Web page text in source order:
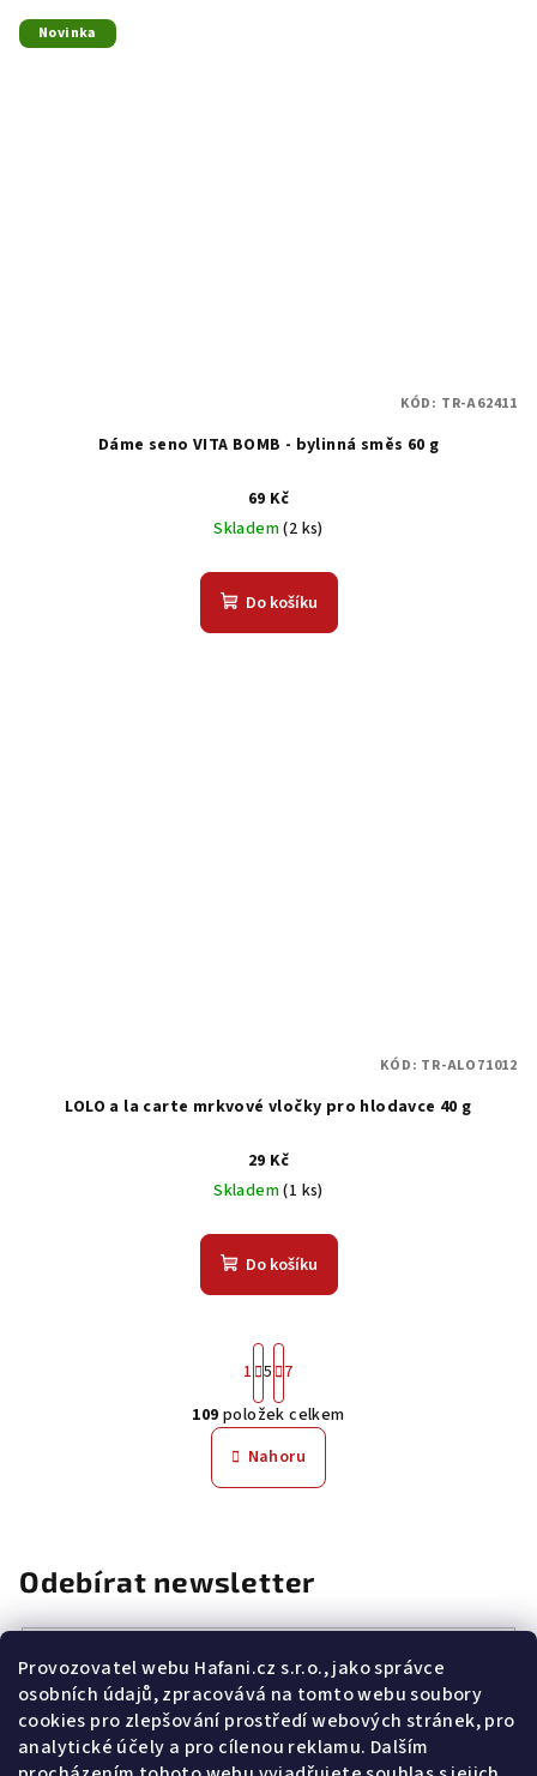
Provozovatel webu Hafani.cz s.r.o., jako správce
osobních údajů, zpracovává na tomto webu soubory
cookies pro zlepšování prostředí webových stránek, pro
analytické účely a pro cílenou reklamu. Dalším
Novinka
Dáme seno VITA BOMB - bylinná směs 60 g
69 Kč
Skladem(2 ks)
Do košíku
KÓD: TR-A62411
LOLO a la carte mrkvové vločky pro hlodavce 40 g
29 Kč
Skladem(1 ks)
Do košíku
KÓD: TR-ALO71012
O
v
l
c
í
r
v
k
y
S
t
r
á
n
k
o
í
1 5 7
109 položek celkem
Nahoru
Odebírat newsletter
Potvrzuji souhlas svšeobecnými obchodními podmínkami
spodmínkami zpracovávání a ochrany osobních údajů.
Přihlásit se